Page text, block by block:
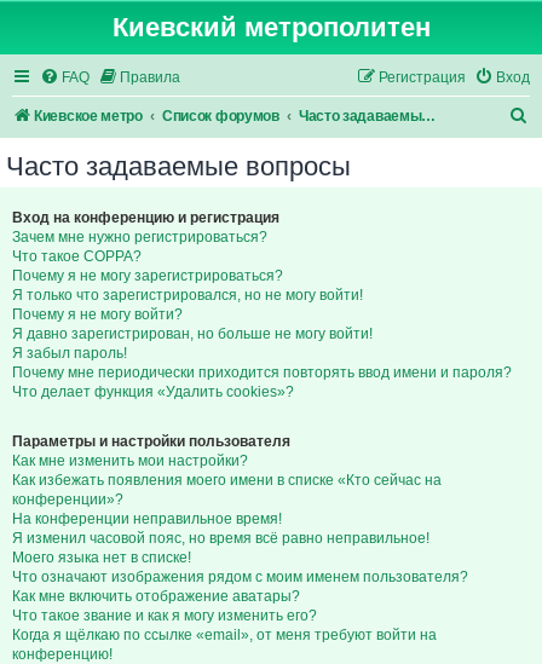
Киевский метрополитен
FAQ Правила Вход
Регистрация
Киевское метро Список форумов Часто задаваемые вопросы
Часто задаваемые вопросы
Вход на конференцию и регистрация
Зачем мне нужно регистрироваться?
Что такое COPPA?
Почему я не могу зарегистрироваться?
Я только что зарегистрировался, но не могу войти!
Почему я не могу войти?
Я давно зарегистрирован, но больше не могу войти!
Я забыл пароль!
Почему мне периодически приходится повторять ввод имени и пароля?
Что делает функция «Удалить cookies»?
Параметры и настройки пользователя
Как мне изменить мои настройки?
Как избежать появления моего имени в списке «Кто сейчас на
конференции»?
На конференции неправильное время!
Я изменил часовой пояс, но время всё равно неправильное!
Моего языка нет в списке!
Что означают изображения рядом с моим именем пользователя?
Как мне включить отображение аватары?
Что такое звание и как я могу изменить его?
Когда я щёлкаю по ссылке «email», от меня требуют войти на
конференцию!